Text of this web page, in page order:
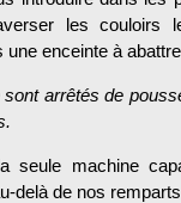
les couloirs
une enceinte à
arrêtés de
seule machine
delà de nos